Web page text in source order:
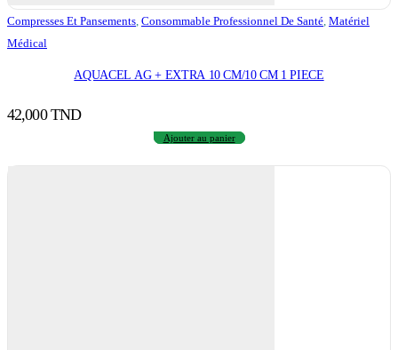
Compresses Et Pansements Consommable Professionnel De Santé Matériel
Médical
AQUACEL AG + EXTRA 10 CM/10 CM 1 PIECE
42,000TND
Ajouter au panier